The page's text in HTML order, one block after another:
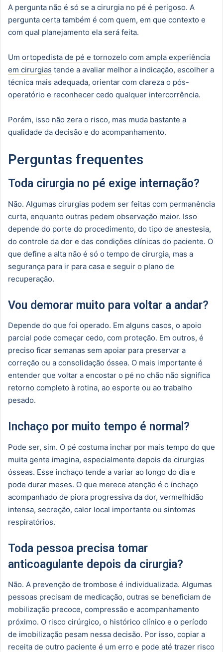
A pergunta não é só se a cirurgia no pé é perigoso. A
pergunta certa também é com quem, em que contexto e
com qual planejamento ela será feita.
Um ortopedista de pé e tornozelo com ampla experiência
em cirurgias tende a avaliar melhor a indicação, escolher a
técnica mais adequada, orientar com clareza o pós-
operatório e reconhecer cedo qualquer intercorrência.
Porém, isso não zera o risco, mas muda bastante a
qualidade da decisão e do acompanhamento.
Perguntas frequentes
Toda cirurgia no pé exige internação?
Não. Algumas cirurgias podem ser feitas com permanência
curta, enquanto outras pedem observação maior. Isso
depende do porte do procedimento, do tipo de anestesia,
do controle da dor e das condições clínicas do paciente. O
que define a alta não é só o tempo de cirurgia, mas a
segurança para ir para casa e seguir o plano de
recuperação.
Vou demorar muito para voltar a andar?
Depende do que foi operado. Em alguns casos, o apoio
parcial pode começar cedo, com proteção. Em outros, é
preciso ficar semanas sem apoiar para preservar a
correção ou a consolidação óssea. O mais importante é
entender que voltar a encostar o pé no chão não significa
retorno completo à rotina, ao esporte ou ao trabalho
pesado.
Inchaço por muito tempo é normal?
Pode ser, sim. O pé costuma inchar por mais tempo do que
muita gente imagina, especialmente depois de cirurgias
ósseas. Esse inchaço tende a variar ao longo do dia e
pode durar meses. O que merece atenção é o inchaço
acompanhado de piora progressiva da dor, vermelhidão
intensa, secreção, calor local importante ou sintomas
respiratórios.
Toda pessoa precisa tomar
anticoagulante depois da cirurgia?
Não. A prevenção de trombose é individualizada. Algumas
pessoas precisam de medicação, outras se beneficiam de
mobilização precoce, compressão e acompanhamento
próximo. O risco cirúrgico, o histórico clínico e o período
de imobilização pesam nessa decisão. Por isso, copiar a
receita de outro paciente é um erro e pode até trazer risco